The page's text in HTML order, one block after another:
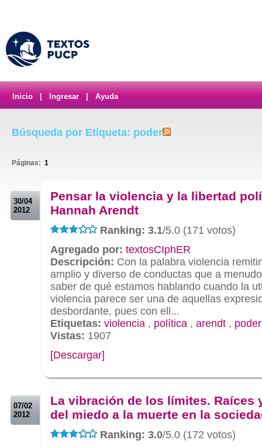
Inicio Ingresar Ayuda
Búsqueda por Etiqueta: poder
Páginas: 1
30/04
2012
Pensar la violencia y la libertad
Hannah Arendt
Ranking: 3.1/5.0 (171 votos)
Agregado por: textosCIphER
Descripción: Con la palabra violencia
amplio y diverso de conductas que a
saber de qué estamos hablando cuando la
violencia parece ser una de aquellas
desbordante, pues con ell...
Etiquetas: violencia , política , arendt , poder
Vistas: 1907
[Descargar]
07/02
2012
La vibración de los límites. Raíces
del miedo a la muerte en la
Ranking: 3.0/5.0 (172 votos)